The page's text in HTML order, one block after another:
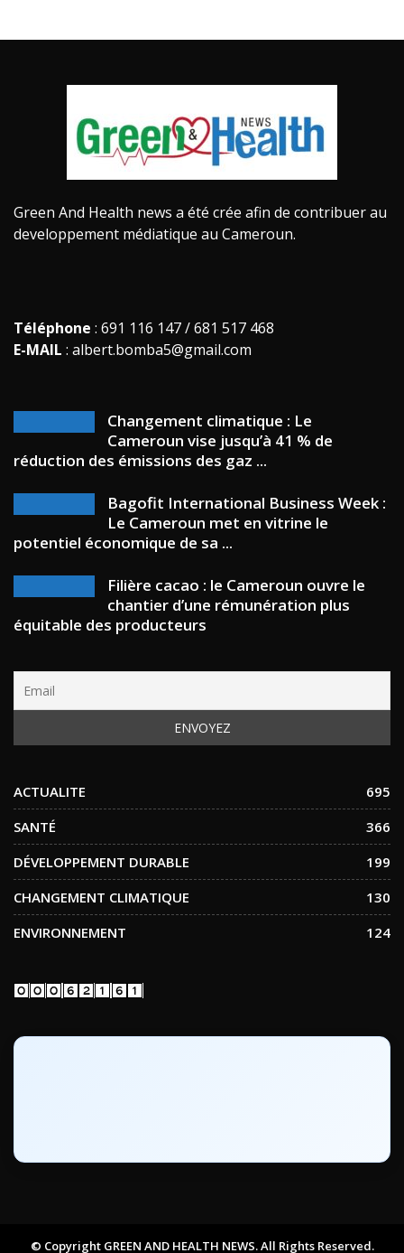
Green And Health news a été crée afin de contribuer au
developpement médiatique au Cameroun.
Téléphone : 691 116 147 / 681 517 468
E-MAIL : albert.bomba5@gmail.com
Changement climatique : Le
Cameroun vise jusqu’à 41 % de
réduction des émissions des gaz ...
Bagofit International Business Week :
Le Cameroun met en vitrine le
potentiel économique de sa ...
Filière cacao : le Cameroun ouvre le
chantier d’une rémunération plus
équitable des producteurs
ACTUALITE
695
SANTÉ
366
DÉVELOPPEMENT DURABLE
199
CHANGEMENT CLIMATIQUE
130
ENVIRONNEMENT
124
© Copyright GREEN AND HEALTH NEWS. All Rights Reserved.